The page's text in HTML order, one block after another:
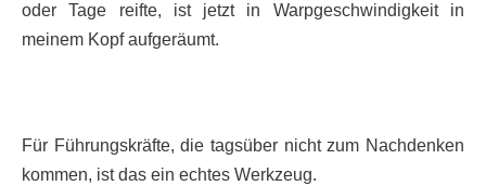
oder Tage reifte, ist jetzt in Warpgeschwindigkeit in
meinem Kopf aufgeräumt.
Für Führungskräfte, die tagsüber nicht zum Nachdenken
kommen, ist das ein echtes Werkzeug.